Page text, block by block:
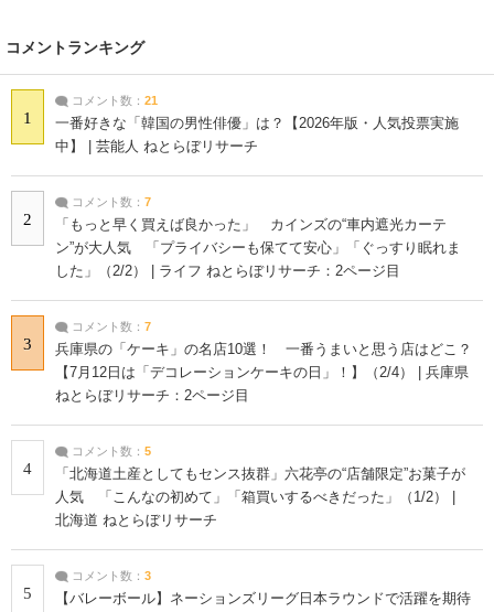
コメントランキング
1
コメント数： 21
一番好きな「韓国の男性俳優」は？【2026年版・人気投票実施
中】 | 芸能人 ねとらぼリサーチ
2
コメント数： 7
「もっと早く買えば良かった」 カインズの“車内遮光カーテ
ン”が大人気 「プライバシーも保てて安心」「ぐっすり眠れま
した」（2/2） | ライフ ねとらぼリサーチ：2ページ目
3
コメント数： 7
兵庫県の「ケーキ」の名店10選！ 一番うまいと思う店はどこ？
【7月12日は「デコレーションケーキの日」！】（2/4） | 兵庫県
ねとらぼリサーチ：2ページ目
4
コメント数： 5
「北海道土産としてもセンス抜群」六花亭の“店舗限定”お菓子が
人気 「こんなの初めて」「箱買いするべきだった」（1/2） |
北海道 ねとらぼリサーチ
5
コメント数： 3
【バレーボール】ネーションズリーグ日本ラウンドで活躍を期待